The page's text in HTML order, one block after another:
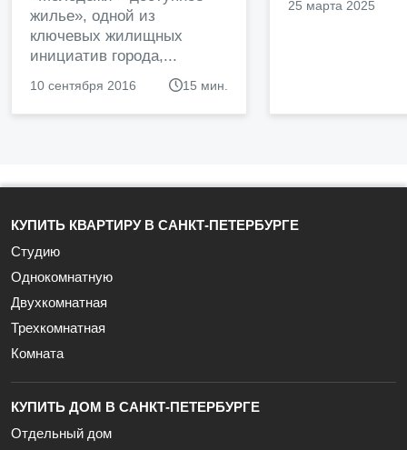
жилье», одной из
ключевых жилищных
инициатив города,...
10 сентября 2016 15 мин.
25 марта 2025
КУПИТЬ КВАРТИРУ В САНКТ-ПЕТЕРБУРГЕ
Студию
Однокомнатную
Двухкомнатная
Трехкомнатная
Комната
КУПИТЬ ДОМ В САНКТ-ПЕТЕРБУРГЕ
Отдельный дом